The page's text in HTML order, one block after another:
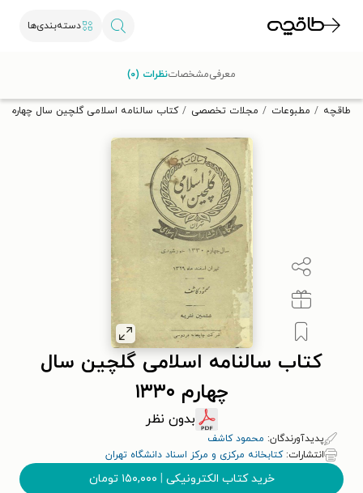
دسته‌بندی‌ها
تخفیف از طاقچه دریافت کن.
طاقچه مطبوعات مجلات تخصصی کتاب سالنامه اسلامی گلچین سال چهارم ۱۳۳۰
کتاب سالنامه اسلامی گلچین سال
چهارم ۱۳۳۰
بدون نظر
پدیدآورندگان: محمود کاشف
انتشارات:کتابخانه مرکزی و مرکز اسناد دانشگاه تهران
خرید کتاب الکترونیکی | ۱۵۰,۰۰۰ تومان
معرفیمشخصاتنظرات (۰)